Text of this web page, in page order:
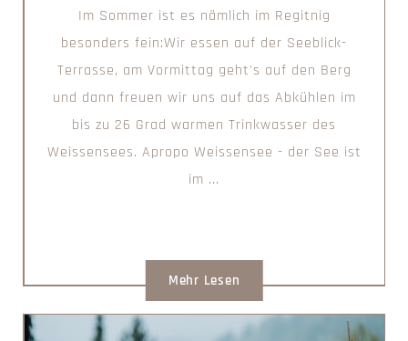
Im Sommer ist es nämlich im Regitnig
besonders fein:Wir essen auf der Seeblick-
Terrasse, am Vormittag geht's auf den Berg
und dann freuen wir uns auf das Abkühlen im
bis zu 26 Grad warmen Trinkwasser des
Weissensees. Apropo Weissensee - der See ist
im ...
Mehr Lesen